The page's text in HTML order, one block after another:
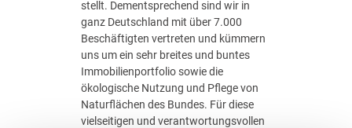
(
w
/
m
/
d
)
stellt. Dementsprechend sind wir in
ganz Deutschland mit über 7.000
Beschäftigten vertreten und kümmern
uns um ein sehr breites und buntes
Immobilien­portfolio sowie die
ökologische Nutzung und Pflege von
Naturflächen des Bundes. Für diese
vielseitigen und verantwortungs­vollen